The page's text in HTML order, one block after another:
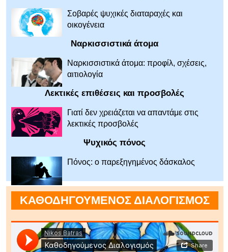
Σοβαρές ψυχικές διαταραχές και
οικογένεια
Ναρκισσιστικά άτομα
Ναρκισσιστικά άτομα: προφίλ, σχέσεις,
αιτιολογία
Λεκτικές επιθέσεις και προσβολές
Γιατί δεν χρειάζεται να απαντάμε στις
λεκτικές προσβολές
Ψυχικός πόνος
Πόνος: ο παρεξηγημένος δάσκαλος
ΚΑΘΟΔΗΓΟΥΜΕΝΟΣ ΔΙΑΛΟΓΙΣΜΟΣ